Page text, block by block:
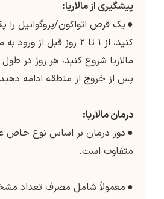
پیشگیری از مالاریا:
● یک قرص اتواکون/پروگوانیل را
کنید، از 1 تا 2 روز قبل از
پس از خروج از منطقه ادامه
درمان مالاریا:
● دوز درمان بر اساس نوع خاص
متفاوت است.
● معمولاً شامل مصرف تعداد